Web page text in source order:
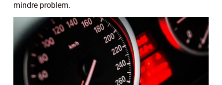
mindre problem.